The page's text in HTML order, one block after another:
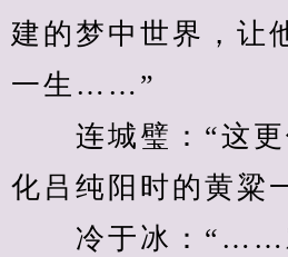
建的梦中世界，让
一生……”
连城璧：“这更
化吕纯阳时的黄粱
冷于冰：“……